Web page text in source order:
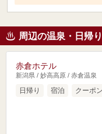
周辺の温泉・日帰
赤倉ホテル
新潟県 / 妙高高原 / 赤倉温泉
日帰り 宿泊 クーポン